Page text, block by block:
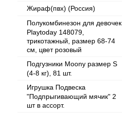
Жираф(пвх) (Россия)
Полукомбинезон для девочек
Playtoday 148079,
трикотажный, размер 68-74
см, цвет розовый
Подгузники Moony размер S
(4-8 кг), 81 шт.
Игрушка Подвеска
"Подпрыгивающий мячик" 2
шт в ассорт.